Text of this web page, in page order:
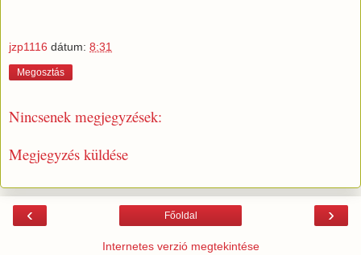
jzp1116 dátum: 8:31
Megosztás
Nincsenek megjegyzések:
Megjegyzés küldése
‹ ›
Főoldal
Internetes verzió megtekintése